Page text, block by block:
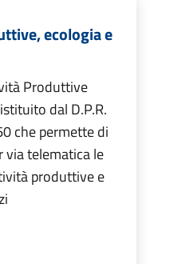
ecologia e
Produttive
dal D.P.R.
che permette di
via telematica le
produttive e